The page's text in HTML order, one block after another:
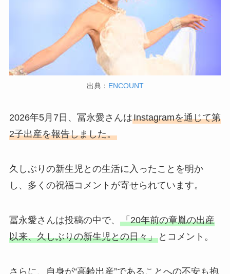
出典： ENCOUNT
2026年5月7日、冨永愛さんはInstagramを通じて第
2子出産を報告しました。
久しぶりの新生児との生活に入ったことを明か
し、多くの祝福コメントが寄せられています。
冨永愛さんは投稿の中で、 「20年前の章胤の出産
以来、久しぶりの新生児との日々」とコメント。
さらに、自身が“高齢出産”であることへの不安も抱